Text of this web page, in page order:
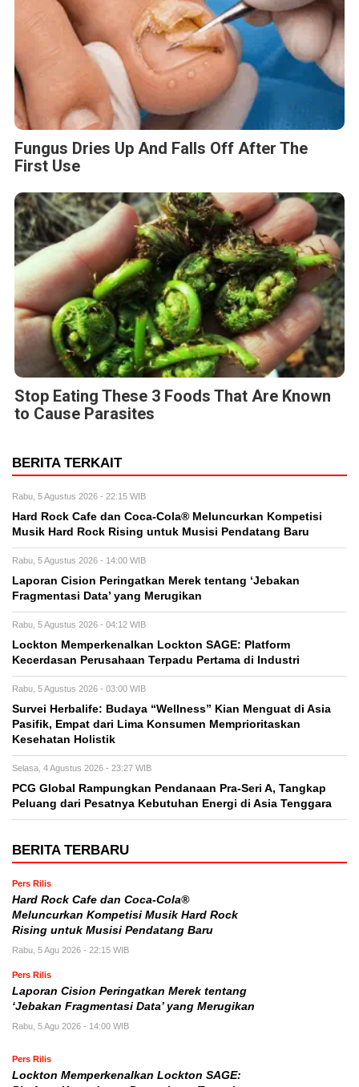
Fungus Dries Up And Falls Off After The
First Use
Stop Eating These 3 Foods That Are Known
to Cause Parasites
BERITA TERKAIT
Rabu, 5 Agustus 2026 - 22:15 WIB
Hard Rock Cafe dan Coca-Cola® Meluncurkan Kompetisi
Musik Hard Rock Rising untuk Musisi Pendatang Baru
Rabu, 5 Agustus 2026 - 14:00 WIB
Laporan Cision Peringatkan Merek tentang ‘Jebakan
Fragmentasi Data’ yang Merugikan
Rabu, 5 Agustus 2026 - 04:12 WIB
Lockton Memperkenalkan Lockton SAGE: Platform
Kecerdasan Perusahaan Terpadu Pertama di Industri
Rabu, 5 Agustus 2026 - 03:00 WIB
Survei Herbalife: Budaya “Wellness” Kian Menguat di Asia
Pasifik, Empat dari Lima Konsumen Memprioritaskan
Kesehatan Holistik
Selasa, 4 Agustus 2026 - 23:27 WIB
PCG Global Rampungkan Pendanaan Pra-Seri A, Tangkap
Peluang dari Pesatnya Kebutuhan Energi di Asia Tenggara
BERITA TERBARU
Pers Rilis
Hard Rock Cafe dan Coca-Cola®
Meluncurkan Kompetisi Musik Hard Rock
Rising untuk Musisi Pendatang Baru
Rabu, 5 Agu 2026 - 22:15 WIB
Pers Rilis
Laporan Cision Peringatkan Merek tentang
‘Jebakan Fragmentasi Data’ yang Merugikan
Rabu, 5 Agu 2026 - 14:00 WIB
Pers Rilis
Lockton Memperkenalkan Lockton SAGE: